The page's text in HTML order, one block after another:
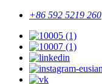
+86 592 5219 260